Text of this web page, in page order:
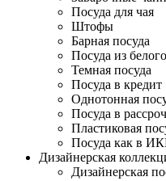
Посуда для чая
Штофы
Барная посуда
Посуда из
Темная посуда
Посуда в кредит
Однотонная
Посуда в
Пластиковая
Посуда как в
Дизайнерская
Дизайнерская